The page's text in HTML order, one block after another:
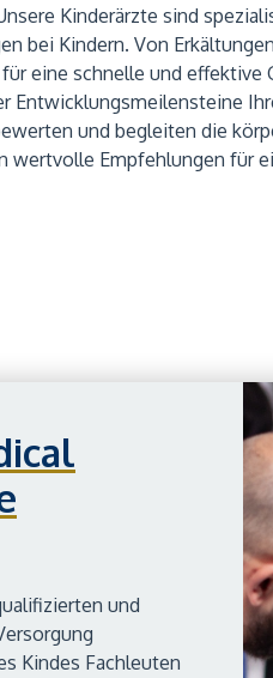
Kinderärzte sind
bei Kindern. Von
eine schnelle und
Entwicklungsmeilensteine
und begleiten die
wertvolle Empfehlungen für
und
Kindes Fachleuten